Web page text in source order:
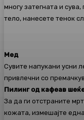
многу затегната и
тело, нанесете тенок
Мед
Сувите напукани усни
привлечни со
Пилинг од кафеав
За да ги отстраните
кожата, измешајте